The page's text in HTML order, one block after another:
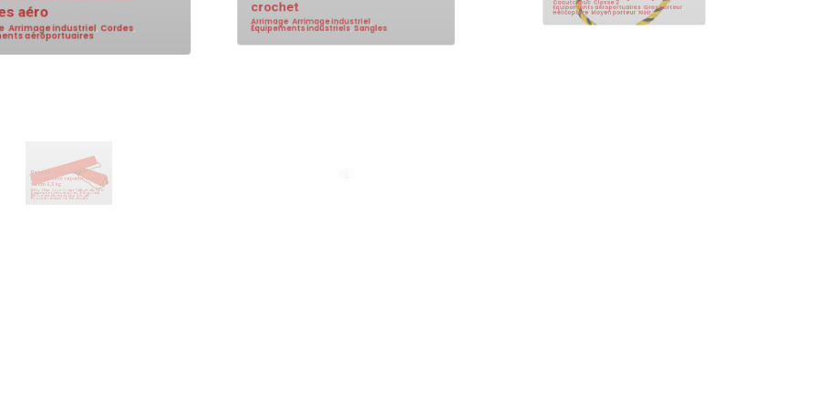
aéro
,Arrimage industriel ,Cordes
aéroportuaires
crochet
Arrimage,Arrimage industriel,
Équipements industriels
7,7kg,Avion,Calage,Câlage industriel
Caoutchouc,Classe 2,
cales avion en
expansé orange